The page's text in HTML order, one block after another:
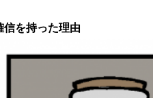
信を持った理由